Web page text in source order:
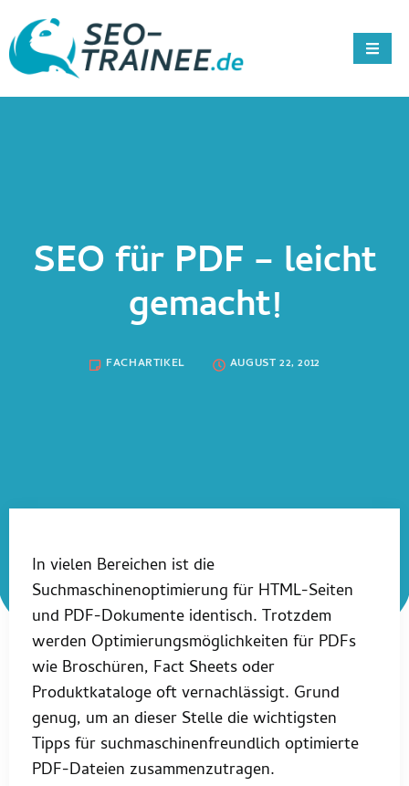
SEO für PDF – leicht
gemacht!
FACHARTIKEL AUGUST 22, 2012
In vielen Bereichen ist die
Suchmaschinenoptimierung für HTML-Seiten
und PDF-Dokumente identisch. Trotzdem
werden Optimierungsmöglichkeiten für PDFs
wie Broschüren, Fact Sheets oder
Produktkataloge oft vernachlässigt. Grund
genug, um an dieser Stelle die wichtigsten
Tipps für suchmaschinenfreundlich optimierte
PDF-Dateien zusammenzutragen.